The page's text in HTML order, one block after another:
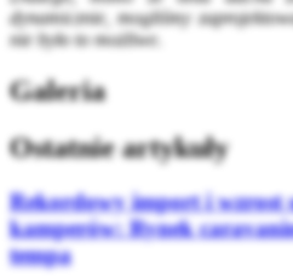
dynamicznie, mogliśmy
nie było to możliwe
Galeria
Ostatnie artykuły
Rekordowy import i wzrost
kamperów: Rynek
tempa